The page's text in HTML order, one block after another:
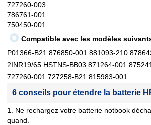
727260-003
786761-001
750450-001
Compatible avec les modèles
P01366-B21 876850-001 881093-210
2INR19/65 HSTNS-BB03 871264-001
727260-001 727258-B21 815983-001
6 conseils pour étendre la batterie
1. Ne rechargez votre batterie notbook
quand.